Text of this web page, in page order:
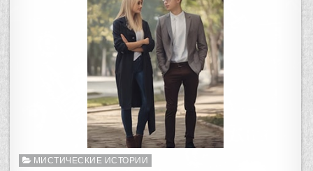
Опубликовано
МИСТИЧЕСКИЕ ИСТОРИИ